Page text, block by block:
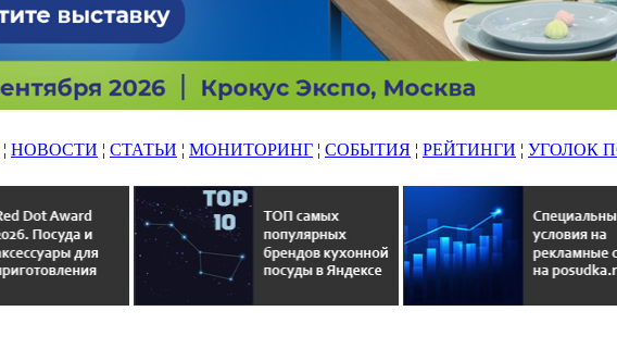
¦ НОВОСТИ ¦ СТАТЬИ ¦ МОНИТОРИНГ ¦ СОБЫТИЯ ¦ РЕЙТИНГИ ¦ УГОЛОК